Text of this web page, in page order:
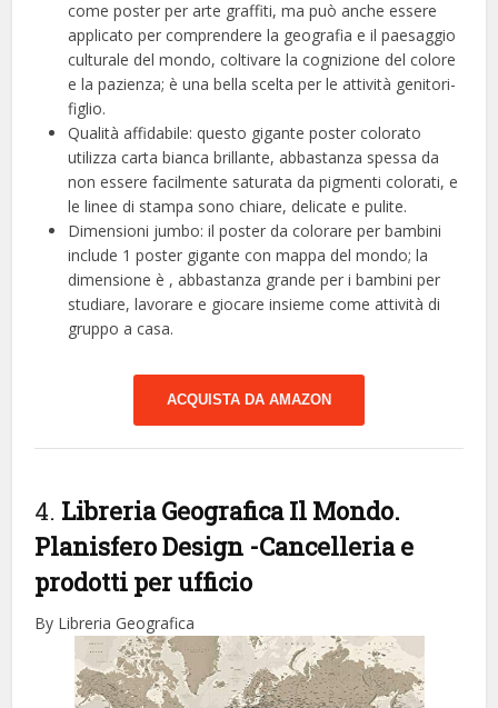
come poster per arte graffiti, ma può anche essere
applicato per comprendere la geografia e il paesaggio
culturale del mondo, coltivare la cognizione del colore
e la pazienza; è una bella scelta per le attività genitori-
figlio.
Qualità affidabile: questo gigante poster colorato
utilizza carta bianca brillante, abbastanza spessa da
non essere facilmente saturata da pigmenti colorati, e
le linee di stampa sono chiare, delicate e pulite.
Dimensioni jumbo: il poster da colorare per bambini
include 1 poster gigante con mappa del mondo; la
dimensione è , abbastanza grande per i bambini per
studiare, lavorare e giocare insieme come attività di
gruppo a casa.
ACQUISTA DA AMAZON
4. Libreria Geografica Il Mondo.
Planisfero Design -Cancelleria e
prodotti per ufficio
By Libreria Geografica